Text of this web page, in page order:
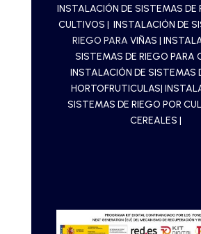
INSTALACIÓN DE SISTEMAS DE
CULTIVOS | INSTALACIÓN DE
RIEGO PARA VIÑAS |
SISTEMAS DE RIEGO PARA
INSTALACIÓN DE SISTEMAS
HORTOFRUTICULAS|
SISTEMAS DE RIEGO POR
CEREALES |